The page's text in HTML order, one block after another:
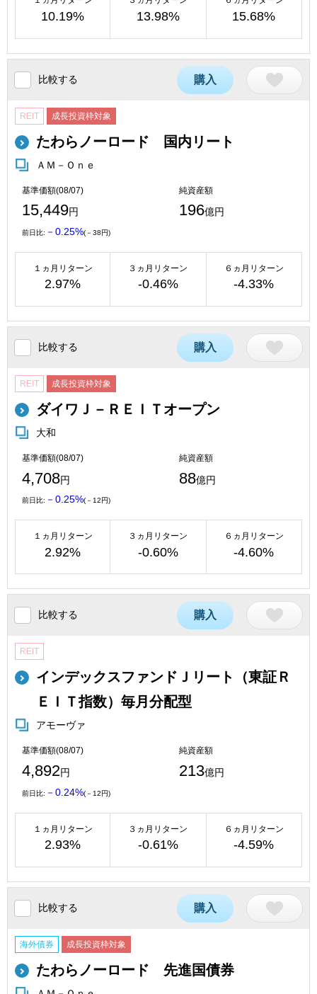
10.19% 13.98% 15.68%
比較する 購入
REIT 成長投資枠対象
たわらノーロード 国内リート
ＡＭ－Ｏｎｅ
基準価額(08/07)
15,449円
純資産額
196億円
前日比: －0.25%(－38円)
１ヵ月リターン
2.97%
３ヵ月リターン
-0.46%
６ヵ月リターン
-4.33%
比較する 購入
REIT 成長投資枠対象
ダイワＪ－ＲＥＩＴオープン
大和
基準価額(08/07)
4,708円
純資産額
88億円
前日比: －0.25%(－12円)
１ヵ月リターン
2.92%
３ヵ月リターン
-0.60%
６ヵ月リターン
-4.60%
比較する 購入
REIT
インデックスファンドＪリート（東証Ｒ
ＥＩＴ指数）毎月分配型
アモーヴァ
基準価額(08/07)
4,892円
純資産額
213億円
前日比: －0.24%(－12円)
１ヵ月リターン
2.93%
３ヵ月リターン
-0.61%
６ヵ月リターン
-4.59%
比較する 購入
海外債券 成長投資枠対象
たわらノーロード 先進国債券